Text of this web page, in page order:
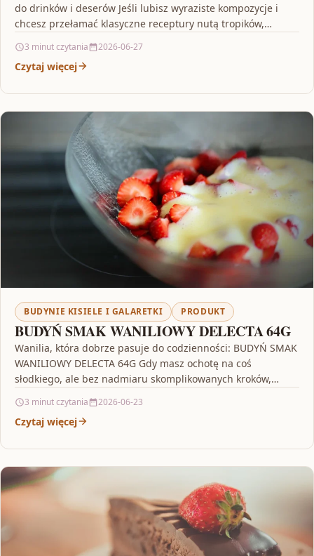
do drinków i deserów Jeśli lubisz wyraziste kompozycje i
chcesz przełamać klasyczne receptury nutą tropików,
3 minut czytania 2026-06-27
Czytaj więcej
BUDYNIE KISIELE I GALARETKI PRODUKT
BUDYŃ SMAK WANILIOWY DELECTA 64G
Wanilia, która dobrze pasuje do codzienności: BUDYŃ SMAK
WANILIOWY DELECTA 64G Gdy masz ochotę na coś
słodkiego, ale bez nadmiaru skomplikowanych kroków,
3 minut czytania 2026-06-23
Czytaj więcej